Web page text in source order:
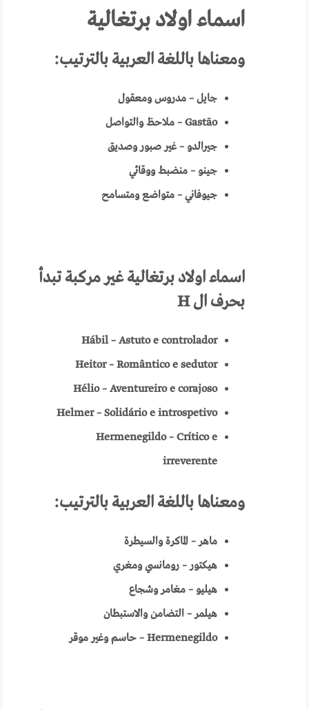
اسماء اولاد برتغالية
ومعناها باللغة العربية بالترتيب:
جايل – مدروس ومعقول
Gastão
–ملاحظ والتواصل
جيرالدو – غير صبور وصديق
جينو – منضبط ووقائي
جيوفاني – متواضع ومتسامح
اسماءاولاد برتغاليةغير مركبة تبدأ
بحرف الH
Hábil – Astuto e controlador
Heitor – Romântico e sedutor
Hélio – Aventureiro e corajoso
Helmer – Solidário e introspetivo
Hermenegildo – Crítico e
irreverente
ومعناها باللغة العربية بالترتيب:
ماهر – الماكرة والسيطرة
هيكتور – رومانسي ومغري
هيليو – مغامر وشجاع
هيلمر – التضامن والاستبطان
Hermenegildo – حاسم وغير موقر